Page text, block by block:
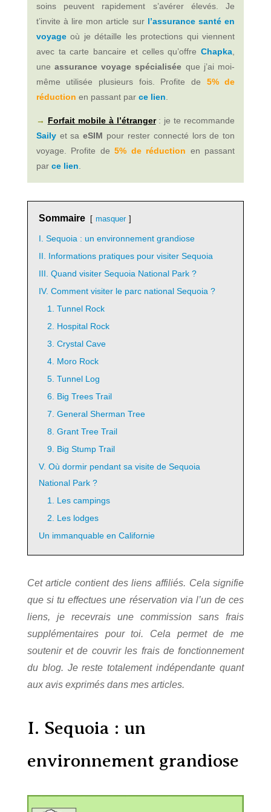
soins peuvent rapidement s’avérer élevés. Je
t’invite à lire mon article sur l’assurance santé en
voyageoù je détaille les protections qui viennent
avec ta carte bancaire et celles qu’offreChapka
uneassurance voyage spécialisée que j’ai moi-
même utilisée plusieurs fois. Profite de 5% de
réduction en passant par ce lien
→ Forfait mobile à l’étranger : je te recommande
Sailyet saeSIM pour rester connecté lors de ton
voyage. Profite de5% de réduction en passant
par ce lien
Sommaire masquer
I. Sequoia : un environnement grandiose
II. Informations pratiques pour visiter Sequoia
III. Quand visiter Sequoia National Park ?
IV. Comment visiter le parc national Sequoia ?
1. Tunnel Rock
2. Hospital Rock
3. Crystal Cave
4. Moro Rock
5. Tunnel Log
6. Big Trees Trail
7. General Sherman Tree
8. Grant Tree Trail
9. Big Stump Trail
V. Où dormir pendant sa visite de Sequoia
National Park ?
1. Les campings
2. Les lodges
Un immanquable en Californie
Cet article contient des liens affiliés. Cela signifie
que si tu effectues une réservation via l’un de ces
liens, je recevrais une commission sans frais
supplémentaires pour toi. Cela permet de me
soutenir et de couvrir les frais de fonctionnement
du blog. Je reste totalement indépendante quant
aux avis exprimés dans mes articles.
I. Sequoia : un
environnement grandiose